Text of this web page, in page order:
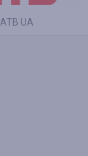
ATB UA